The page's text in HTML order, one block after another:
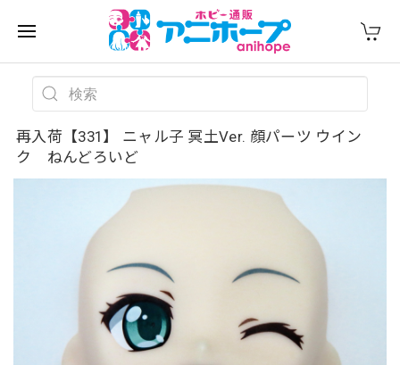
再入荷【331】 ニャル子 冥土Ver. 顔パーツ ウイン
ク ねんどろいど